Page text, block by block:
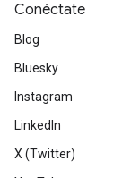
Conéctate
Blog
Bluesky
Instagram
LinkedIn
X (Twitter)